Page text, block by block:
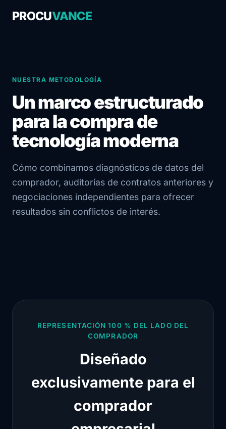
PROCUVANCE
NUESTRA METODOLOGÍA
Un marco estructurado
para la compra de
tecnología moderna
Cómo combinamos diagnósticos de datos del
comprador, auditorías de contratos anteriores y
negociaciones independientes para ofrecer
resultados sin conflictos de interés.
REPRESENTACIÓN 100 % DEL LADO DEL
COMPRADOR
Diseñado
exclusivamente para el
comprador